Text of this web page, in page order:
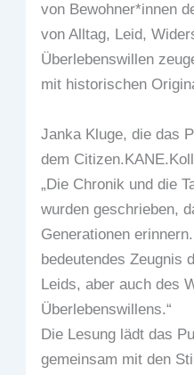
von Bewohner*innen
von Alltag, Leid,
Überlebenswillen
mit historischen
Janka Kluge, die das
dem
„Die Chronik und die
wurden geschrieben,
Generationen
bedeutendes Zeugnis
Leids, aber auch des
Überlebenswillens.“
Die Lesung lädt das
gemeinsam mit den